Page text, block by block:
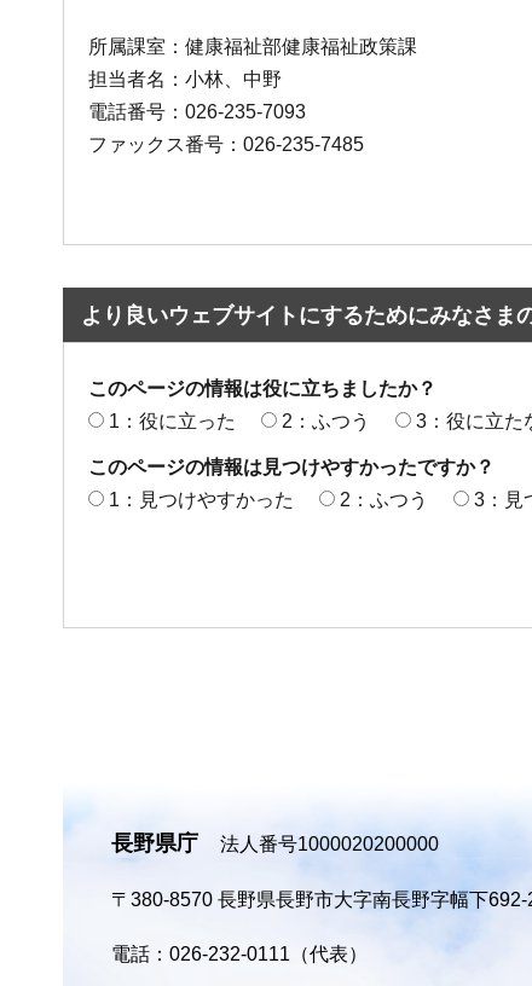
所属課室：健康福祉部健康福祉政策課
担当者名：小林、中野
電話番号：026-235-7093
ファックス番号：026-235-7485
より良いウェブサイトにするためにみなさま
このページの情報は役に立ちましたか？
1：役に立った
2：ふつう 3：役に立た
このページの情報は見つけやすかったですか？
1：見つけやすかった
2：ふつう 3：見
長野県庁 法人番号1000020200000
〒380-8570 長野県長野市大字南長野字幅下
電話：026-232-0111（代表）